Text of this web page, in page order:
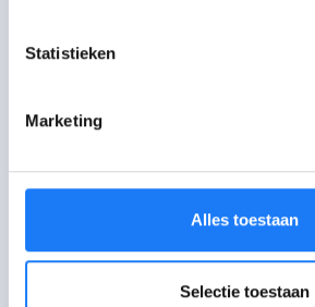
Statistieken
Marketing
Alles toestaan
Selectie toestaan
Laat je
coaches van